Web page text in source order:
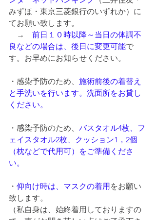
みずほ・東京三菱銀行のいずれか）に
てお願い致します。
→ 前日１０時以降～当日の体調不
良などの場合は、後日に変更可能で
す。お早めにお知らせください。
・感染予防のため、 施術前後の着替え
と手洗いを行います。洗面所をお貸し
ください。
・感染予防のため、 バスタオル4枚、フ
ェイスタオル2枚、クッション1，2個
（枕などで代用可）をご準備くださ
い。
・ 仰向け時は、マスクの着用をお願い
致します。
（私自身は、始終着用しておりますの